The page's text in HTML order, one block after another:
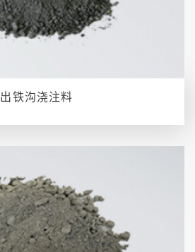
出铁沟浇注料